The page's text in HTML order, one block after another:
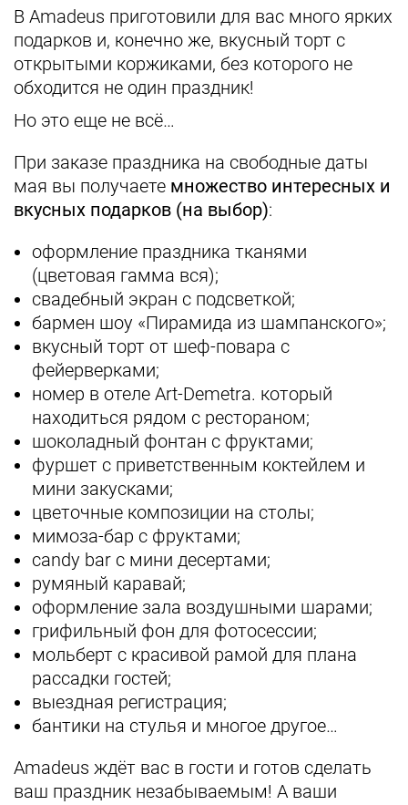
В Amadeus приготовили для вас много ярких
подарков и, конечно же, вкусный торт с
открытыми коржиками, без которого не
обходится не один праздник!
Но это еще не всё…
При заказе праздника на свободные даты
мая вы получаете множество интересных и
вкусных подарков (на выбор):
оформление праздника тканями
(цветовая гамма вся);
свадебный экран с подсветкой;
бармен шоу «Пирамида из шампанского»;
вкусный торт от шеф-повара с
фейерверками;
номер в отеле Art-Demetra. который
находиться рядом с рестораном;
шоколадный фонтан с фруктами;
фуршет с приветственным коктейлем и
мини закусками;
цветочные композиции на столы;
мимоза-бар с фруктами;
candy bar c мини десертами;
румяный каравай;
оформление зала воздушными шарами;
грифильный фон для фотосессии;
мольберт с красивой рамой для плана
рассадки гостей;
выездная регистрация;
бантики на стулья и многое другое…
Amadeus ждёт вас в гости и готов сделать
ваш праздник незабываемым! А ваши